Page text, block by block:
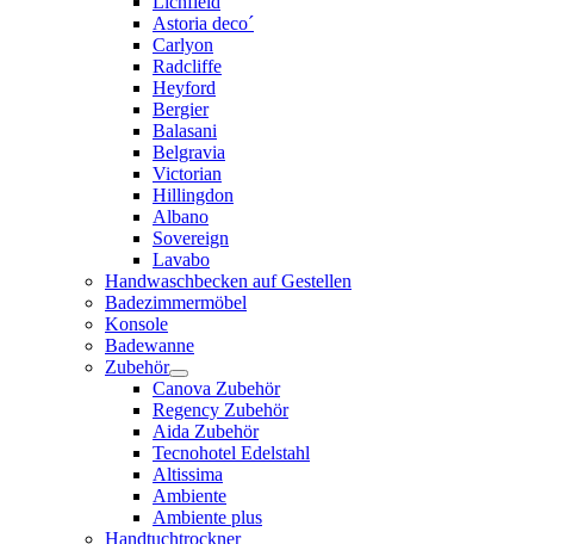
Astoria deco´
Carlyon
Radcliffe
Heyford
Bergier
Balasani
Belgravia
Victorian
Hillingdon
Albano
Sovereign
Lavabo
Handwaschbecken auf Gestellen
Badezimmermöbel
Konsole
Badewanne
Zubehör
Canova Zubehör
Regency Zubehör
Aida Zubehör
Tecnohotel Edelstahl
Altissima
Ambiente
Ambiente plus
Handtuchtrockner